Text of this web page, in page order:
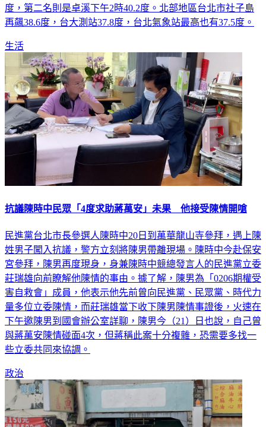
度，第二名則是卓溪下午2時40.2度。北部地區台北市社子島
再飆38.6度，台大測站37.8度，台北氣象站最高也有37.5度。
生活
抗議陳時中民眾「4度求助蔣萬安」未果 他接受陳情開嗆
民進黨台北市長參選人陳時中20日到萬華龍山寺參拜，遇上陳
姓男子闖入抗議，警方立刻將陳男帶離現場。陳時中今赴保安
宮參拜，陳男再度現身，身兼陳時中競總發言人的民進黨立委
莊瑞雄向前瞭解他陳情的事由。據了解，陳男為「0206期權受
害自救會」成員，他表示他先前曾向民進黨、民眾黨、時代力
量多位立委陳情，而莊瑞雄當下收下陳男陳情事證後，火速在
下午邀陳男到國會辦公室詳聊，陳男今（21）日也說，自己曾
與蔣萬安陳情碰面4次，但蔣稱此案十分複雜，恐需要多找一
些立委共同來協調。
政治